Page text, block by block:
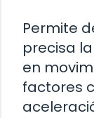
Permite
precisa
en
factores